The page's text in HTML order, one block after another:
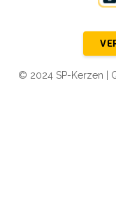
© 2024 SP-Kerzen |